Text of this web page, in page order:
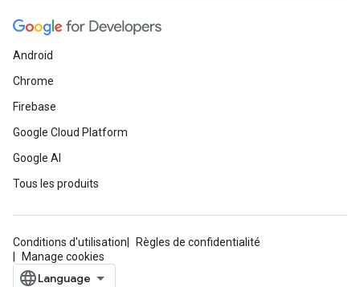
Android
Chrome
Firebase
Google Cloud Platform
Google AI
Tous les produits
Conditions d'utilisation
Règles de confidentialité
Manage cookies